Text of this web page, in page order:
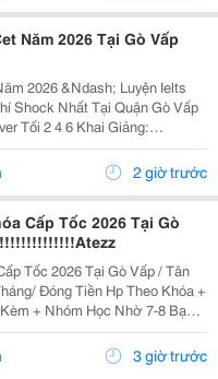
Năm 2026 Tại Gò Vấp
2026 &Ndash; Luyện Ielts
2 giờ trước
Cấp Tốc 2026 Tại Gò
Tốc 2026 Tại Gò Vấp / Tân
+ Nhóm Học Nhờ 7-8 Bạn/
Band Điểm Lộ Trình, Sách
Chia Đều 4 Kỹ...
3 giờ trước